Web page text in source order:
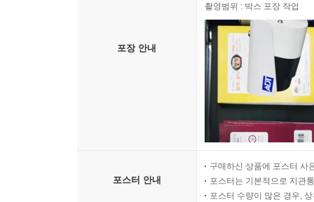
포장 안내
촬영범위 : 박스 포장 작업
포스터 안내
구매하신 상품에 포스터 사
포스터는 기본적으로 지관
포스터 수량이 많은 경우,